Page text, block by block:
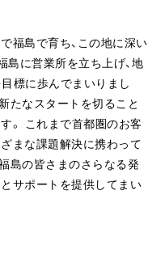
福島で育ち、この地に深い
島に営業所を立ち上げ、地
標に歩んでまいりまし
たなスタートを切ること
。 これまで首都圏のお客
まな課題解決に携わって
島の皆さまのさらなる発
サポートを提供してまい